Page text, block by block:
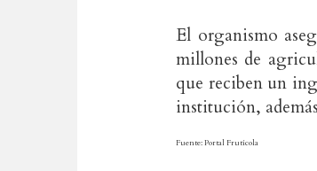
El organismo
millones de
que reciben un
institución,
Fuente: Portal Frutícola